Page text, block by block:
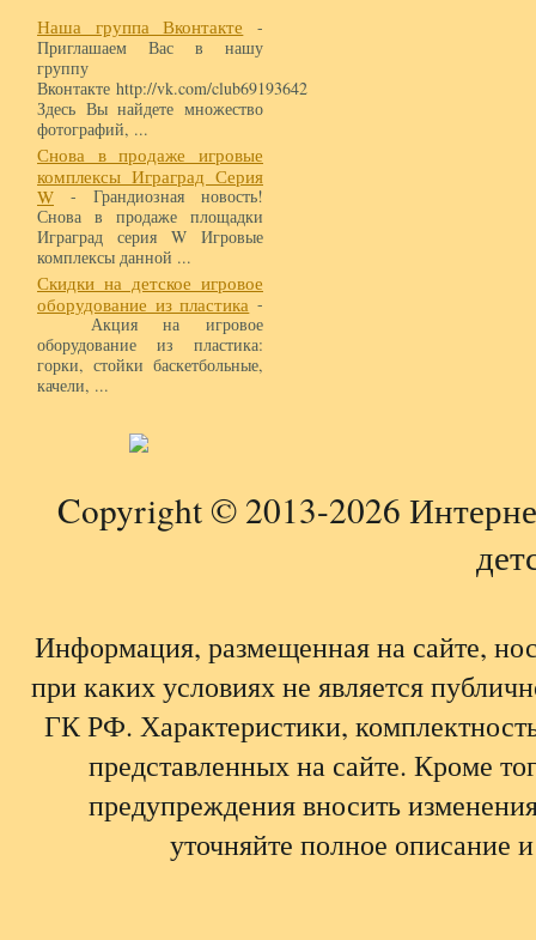
Наша группа Вконтакте -
Приглашаем Вас в нашу
группу
Вконтакте http://vk.com/club69193642
Здесь Вы найдете множество
фотографий, ...
Снова в продаже игровые
комплексы Играград Серия
W - Грандиозная новость!
Снова в продаже площадки
Играград серия W Игровые
комплексы данной ...
Скидки на детское игровое
оборудование из пластика -
Акция на игровое
оборудование из пластика:
горки, стойки баскетбольные,
качели, ...
Copyright © 2013-2026
Информация, размещенная на сайте,
при каких условиях не является
ГК РФ. Характеристики,
представленных на сайте. Кроме
предупреждения вносить
уточняйте полное описание